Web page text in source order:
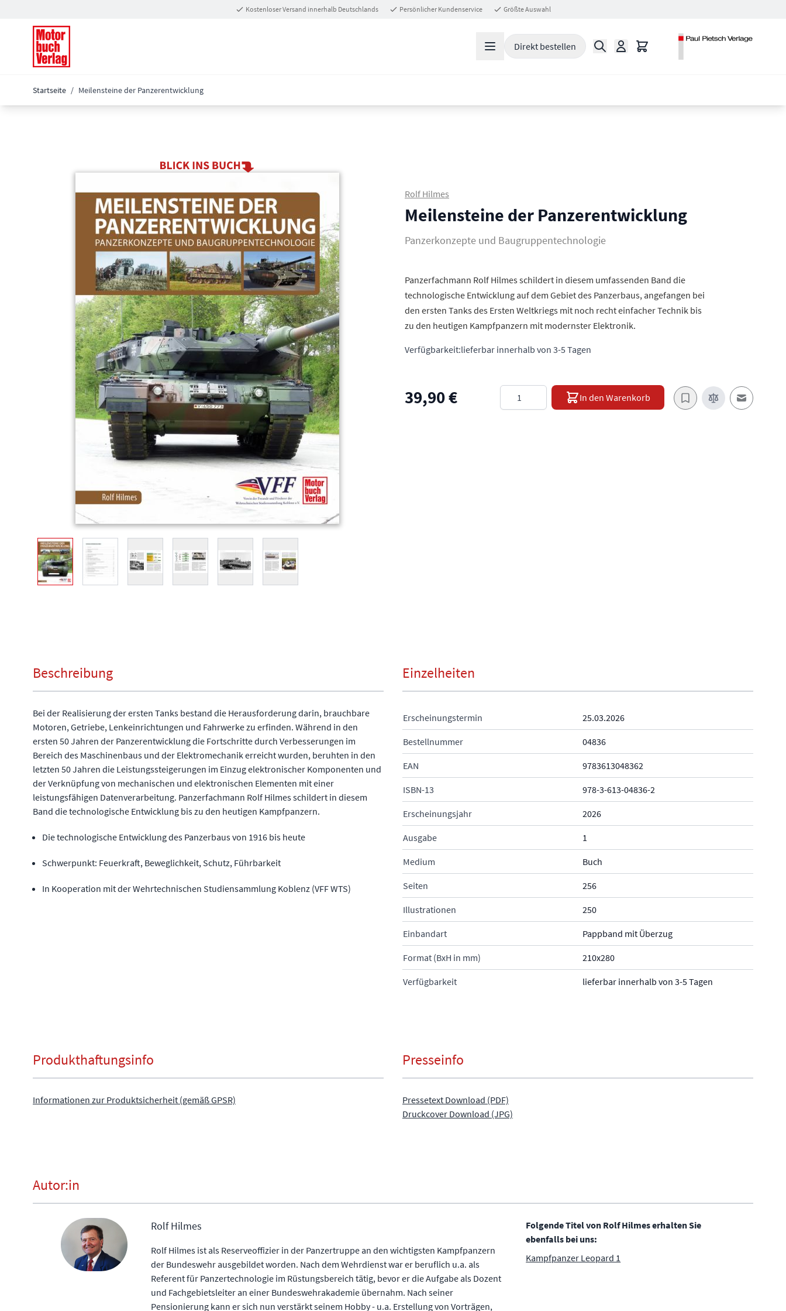
Kostenloser Versand innerhalb Deutschlands Persönlicher Kundenservice Größte Auswahl
Direkt bestellen Suche Warenkorb
Startseite / Meilensteine der Panzerentwicklung
Rolf Hilmes
Meilensteine der Panzerentwicklung
Panzerkonzepte und Baugruppentechnologie
View larger imageView larger image
View larger imageView larger imageView larger imageView larger image
Panzerfachmann Rolf Hilmes schildert in diesem umfassenden Band die
technologische Entwicklung auf dem Gebiet des Panzerbaus, angefangen bei
den ersten Tanks des Ersten Weltkriegs mit noch recht einfacher Technik bis
zu den heutigen Kampfpanzern mit modernster Elektronik.
Verfügbarkeit:lieferbar innerhalb von 3-5 Tagen
39,90 € Menge In den Warenkorb
E-Mail an
Beschreibung
Bei der Realisierung der ersten Tanks bestand die Herausforderung darin, brauchbare
Motoren, Getriebe, Lenkeinrichtungen und Fahrwerke zu erfinden. Während in den
ersten 50 Jahren der Panzerentwicklung die Fortschritte durch Verbesserungen im
Bereich des Maschinenbaus und der Elektromechanik erreicht wurden, beruhten in den
letzten 50 Jahren die Leistungssteigerungen im Einzug elektronischer Komponenten und
der Verknüpfung von mechanischen und elektronischen Elementen mit einer
leistungsfähigen Datenverarbeitung. Panzerfachmann Rolf Hilmes schildert in diesem
Band die technologische Entwicklung bis zu den heutigen Kampfpanzern.
Die technologische Entwicklung des Panzerbaus von 1916 bis heute
Schwerpunkt: Feuerkraft, Beweglichkeit, Schutz, Führbarkeit
In Kooperation mit der Wehrtechnischen Studiensammlung Koblenz (VFF WTS)
Einzelheiten
Erscheinungstermin 25.03.2026
Bestellnummer 04836
EAN 9783613048362
ISBN-13 978-3-613-04836-2
Erscheinungsjahr 2026
Ausgabe 1
Medium Buch
Seiten 256
Illustrationen 250
Einbandart Pappband mit Überzug
Format (BxH in mm) 210x280
Verfügbarkeit lieferbar innerhalb von 3-5 Tagen
Produkthaftungsinfo
Informationen zur Produktsicherheit (gemäß GPSR)
Presseinfo
Pressetext Download (PDF)
Druckcover Download (JPG)
Autor:in
Rolf Hilmes
Rolf Hilmes ist als Reserveoffizier in der Panzertruppe an den wichtigsten Kampfpanzern
der Bundeswehr ausgebildet worden. Nach dem Wehrdienst war er beruflich u.a. als
Referent für Panzertechnologie im Rüstungsbereich tätig, bevor er die Aufgabe als Dozent
und Fachgebietsleiter an einer Bundeswehrakademie übernahm. Nach seiner
Pensionierung kann er sich nun verstärkt seinem Hobby - u.a. Erstellung von Vorträgen,
Folgende Titel von Rolf Hilmes erhalten Sie
ebenfalls bei uns:
Kampfpanzer Leopard 1